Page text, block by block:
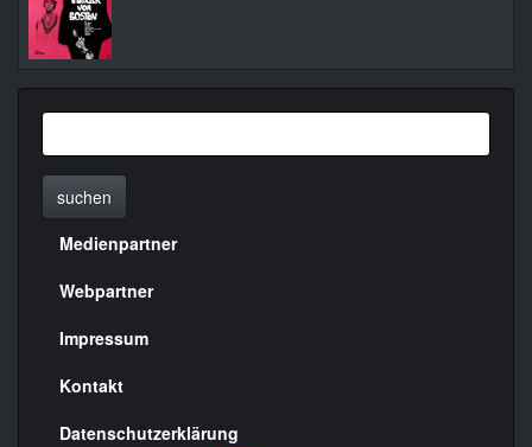
suchen
Menülinks
rechte
Seite
Medienpartner
Webpartner
Impressum
Kontakt
Datenschutzerklärung